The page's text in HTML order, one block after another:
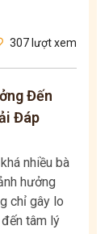
307 lượt xem
Đến
Đáp
nhiều bà
hưởng
chỉ gây lo
tâm lý